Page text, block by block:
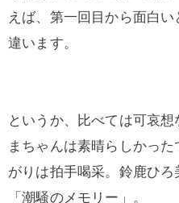
えば、第一回目から面白
違います。
というか、比べては可哀
まちゃんは素晴らしかっ
がりは拍手喝采。鈴鹿ひ
「潮騒のメモリー」。